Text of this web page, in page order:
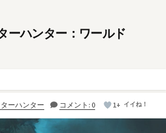
ーハンター：ワールド
ーハンター コメント: 0 1+ イイね！